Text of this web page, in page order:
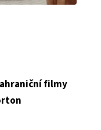
filmy